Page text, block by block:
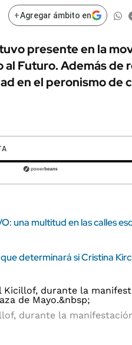
+Agregar ámbito en
presente en la
Futuro. Además de
en el peronismo de
una multitud en las calles
determinará si Cristina
durante la